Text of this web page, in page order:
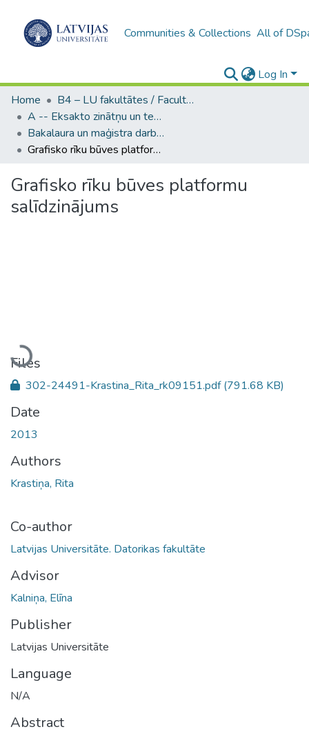
Communities & Collections All of
Log In
Home
B4 – LU fakultātes / Faculties of the UL
A -- Eksakto zinātņu un tehnoloģiju fakultāte / Faculty of Science and Technology
Bakalaura un maģistra darbi (EZTF) / Bachelor's and Master's theses
Grafisko rīku būves platformu salīdzinājums
Grafisko rīku būves platformu
salīdzinājums
Loading...
Files
302-24491-Krastina_Rita_rk09151.pdf(791.68 KB)
Date
2013
Authors
Krastiņa, Rita
Co-author
Latvijas Universitāte. Datorikas fakultāte
Advisor
Kalniņa, Elīna
Publisher
Latvijas Universitāte
Language
N/A
Abstract